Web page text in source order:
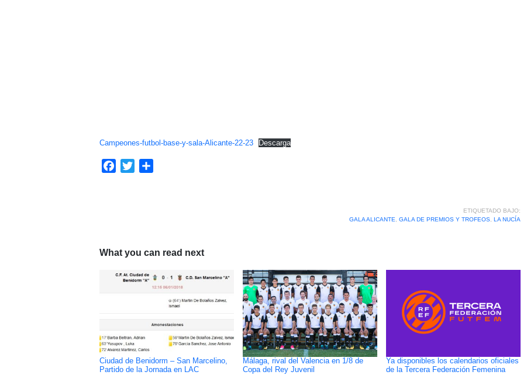
Campeones-futbol-base-y-sala-Alicante-22-23 Descarga
Facebook
Twitter
ETIQUETADO BAJO:
GALA ALICANTE
GALA DE PREMIOS Y TROFEOS, LA NUCÍA
What you can read next
Ciudad de Benidorm – San Marcelino,
Partido de la Jornada en LAC
Málaga, rival del Valencia en 1/8 de
Copa del Rey Juvenil
Ya disponibles los calendarios oficiales
de la Tercera Federación Femenina